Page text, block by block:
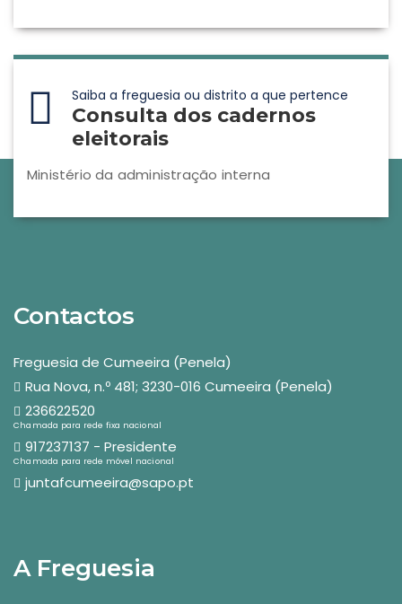
Saiba a freguesia ou distrito a que pertence
Consulta dos cadernos
eleitorais
Ministério da administração interna
Contactos
Freguesia de Cumeeira (Penela)
Rua Nova, n.º 481; 3230-016 Cumeeira (Penela)
236622520
Chamada para rede fixa nacional
917237137 - Presidente
Chamada para rede móvel nacional
juntafcumeeira@sapo.pt
A Freguesia